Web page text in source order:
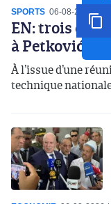
SPORTS 06-08-2026
EN: trois
à Petković
À l’issue d’une
technique